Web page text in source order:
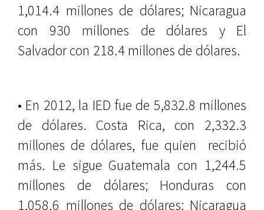
1,014.4 millones de dólares; Nicaragua
con 930 millones de dólares y El
Salvador con 218.4 millones de dólares.
• En 2012, la IED fue de 5,832.8 millones
de dólares. Costa Rica, con 2,332.3
millones de dólares, fue quien
recibió
más. Le sigue Guatemala con 1,244.5
millones de dólares; Honduras con
1,058.6 millones de dólares; Nicaragua